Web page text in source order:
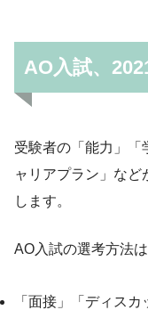
AO入試、
受験者の「能力」「
ャリアプラン」など
します。
AO入試の選考方法
「面接」「ディス